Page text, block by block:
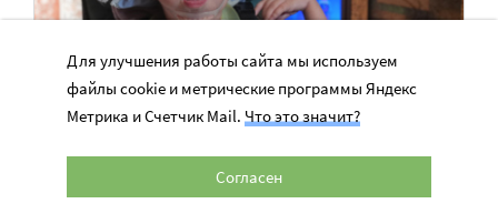
ДЦП. Очень нужна сиделка!
Для улучшения работы сайта мы используем
файлы cookie и метрические программы Яндекс
Метрика и Счетчик Mail. Что это значит?
Согласен